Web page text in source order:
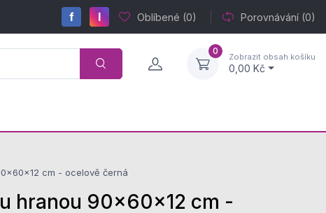
f I Oblíbené (0) Porovnávání (0)
0
Zobrazit obsah košíku
0,00 Kč
cm - ocelově černá
hranou 90x60x12 cm -